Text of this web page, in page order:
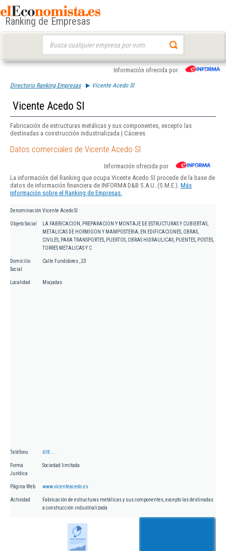
Ranking de Empresas
Información ofrecida por
Directorio Ranking Empresas Vicente Acedo Sl
Vicente Acedo Sl
Fabricación de estructuras metálicas y sus componentes, excepto las
destinadas a construcción industrializada | Cáceres
Datos comerciales de Vicente Acedo Sl
Información ofrecida por
La información del Ranking que ocupa Vicente Acedo Sl procede de la base de
datos de información financiera de INFORMA D&B S.A.U. (S.M.E.). Más
información sobre el Ranking de Empresas.
Denominación Vicente Acedo Sl
Objeto Social
LA FABRICACION, PREPARACION Y MONTAJE DE ESTRUCTURAS Y CUBIERTAS,
METALICAS DE HORMIGON Y MAMPOSTERIA, EN EDIFICACIONES, OBRAS,
CIVILES, PARA TRANSPORTES, PUERTOS, OBRAS HIDRAULICAS, PUENTES, POSTES,
TORRES METALICAS Y C
Domicilio
Social
Calle Fundidores , 23
Localidad Miajadas
Teléfono 618.....
Forma
Jurídica
Sociedad limitada
Página Web www.vicenteacedo.es
Actividad
Fabricación de estructuras metálicas y sus componentes, excepto las destinadas
a construcción industrializada